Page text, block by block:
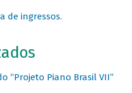
de ingressos.
“Projeto Piano Brasil VII”